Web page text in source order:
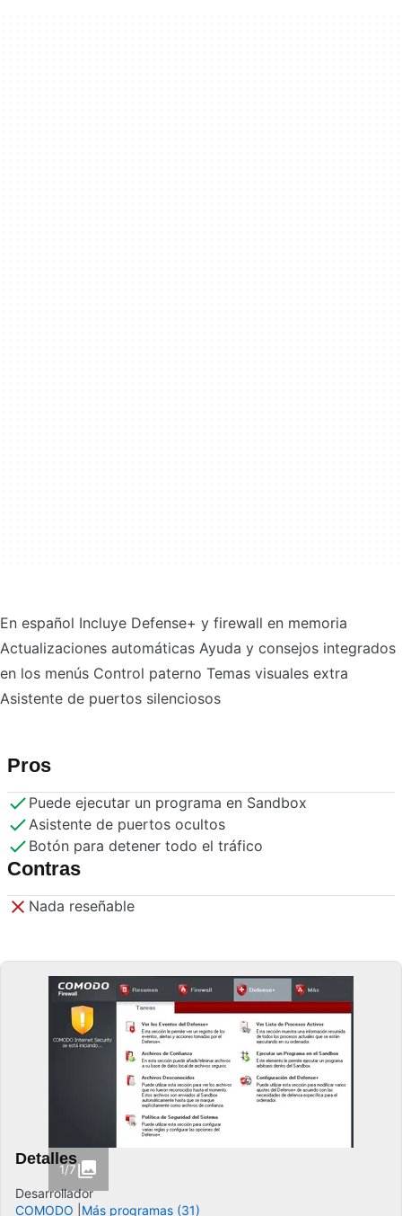
En español Incluye Defense+ y firewall en memoria
Actualizaciones automáticas Ayuda y consejos integrados
en los menús Control paterno Temas visuales extra
Asistente de puertos silenciosos
Pros
Puede ejecutar un programa en Sandbox
Asistente de puertos ocultos
Botón para detener todo el tráfico
Contras
Nada reseñable
1/7
Detalles
Desarrollador
COMODO
Más programas (31)